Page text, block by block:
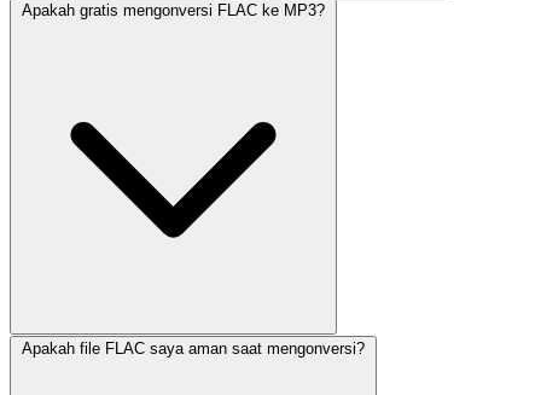
Apakah gratis mengonversi FLAC ke MP3?
Apakah file FLAC saya aman saat mengonversi?